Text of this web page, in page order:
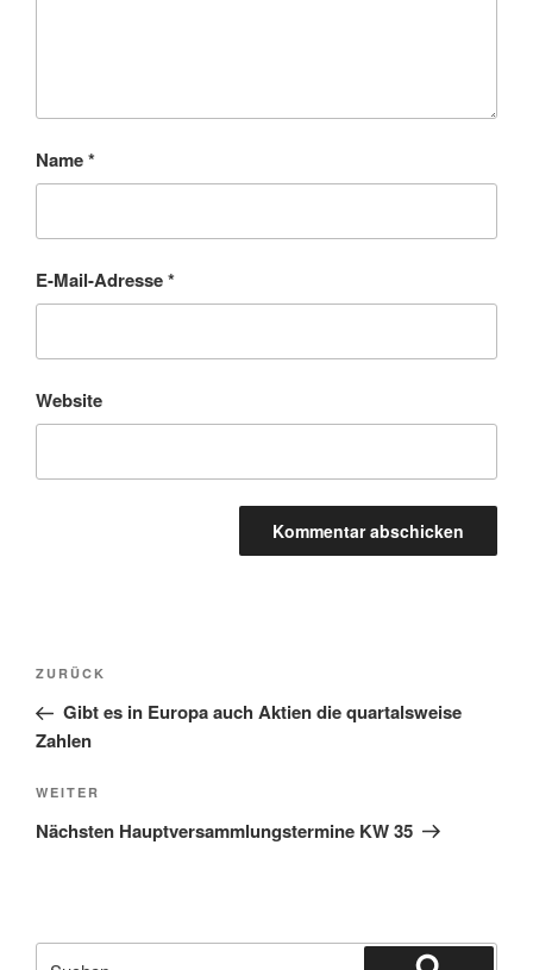
Name*
E-Mail-Adresse*
Website
Beitragsnavigation
Vorheriger
Beitrag
ZURÜCK
Gibt es in Europa auch Aktien die quartalsweise
Zahlen
Nächster
Beitrag
WEITER
Nächsten Hauptversammlungstermine KW 35